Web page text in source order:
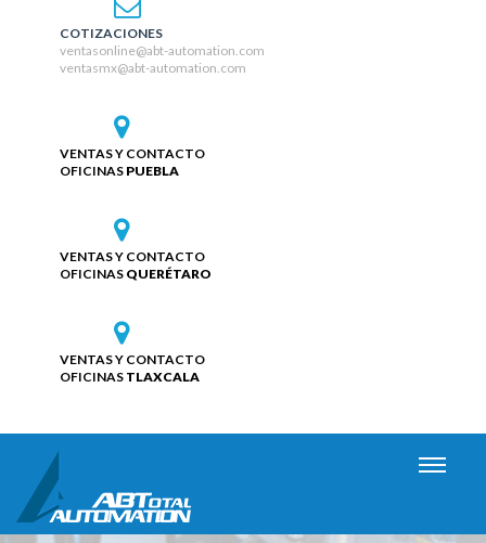
COTIZACIONES
ventasonline@abt-automation.com
ventasmx@abt-automation.com
VENTAS Y CONTACTO
OFICINAS PUEBLA
VENTAS Y CONTACTO
OFICINAS QUERÉTARO
VENTAS Y CONTACTO
OFICINAS TLAXCALA